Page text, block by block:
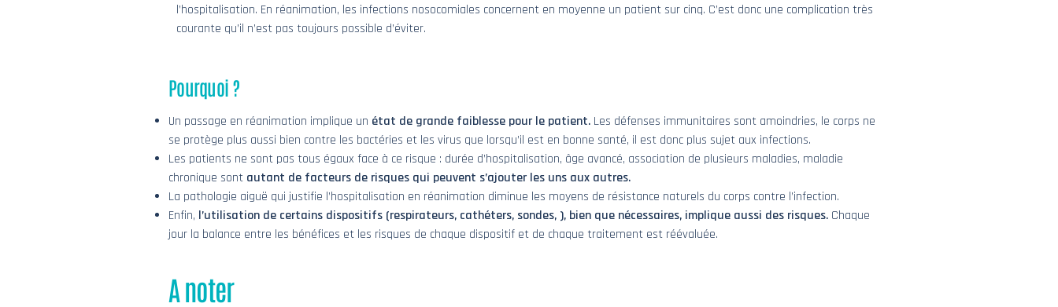
l’hospitalisation. En réanimation, les infections nosocomiales concernent en moyenne un patient sur cinq. C’est donc une complication très
courante qu’il n’est pas toujours possible d’éviter.
Pourquoi ?
Un passage en réanimation implique un état de grande faiblesse pour le patient. Les défenses immunitaires sont amoindries, le corps ne
se protège plus aussi bien contre les bactéries et les virus que lorsqu’il est en bonne santé, il est donc plus sujet aux infections.
Les patients ne sont pas tous égaux face à ce risque : durée d’hospitalisation, âge avancé, association de plusieurs maladies, maladie
chronique sont autant de facteurs de risques qui peuvent s’ajouter les uns aux autres.
La pathologie aiguë qui justifie l’hospitalisation en réanimation diminue les moyens de résistance naturels du corps contre l’infection.
Enfin, l’utilisation de certains dispositifs (respirateurs, cathéters, sondes, ), bien que nécessaires, implique aussi des risques. Chaque
jour la balance entre les bénéfices et les risques de chaque dispositif et de chaque traitement est réévaluée.
A noter